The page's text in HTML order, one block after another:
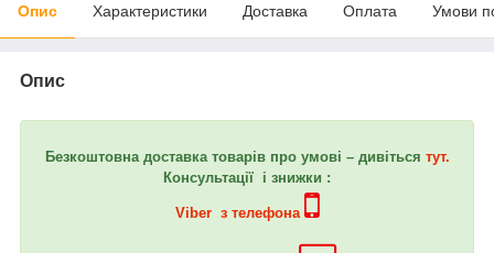
Опис Характеристики Доставка Оплата Умови
Опис
Безкоштовна доставка товарів про умові – дивіться тут.
Консультації і знижки :
Viber з телефона